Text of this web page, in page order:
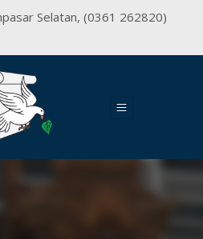
Selatan, (0361 262820)